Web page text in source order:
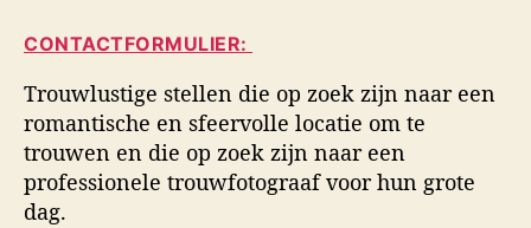
d
s
f
o
t
o
g
r
u
e
u
r
u
m
CONTACTFORMULIER:
Trouwlustige stellen die op zoek zijn naar een
romantische en sfeervolle locatie om te
trouwen en die op zoek zijn naar een
professionele trouwfotograaf voor hun grote
dag.